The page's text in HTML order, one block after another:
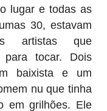
lugar e todas as
30, estavam
artistas que
para tocar. Dois
baixista e um
nu que tinha
em grilhões. Ele